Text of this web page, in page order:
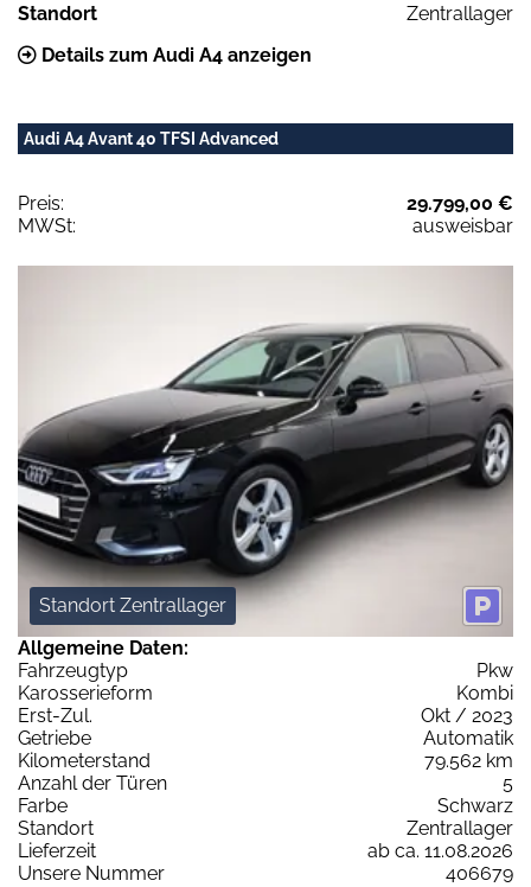
Standort
Zentrallager
Details zum Audi A4 anzeigen
Audi A4 Avant 40 TFSI Advanced
Preis:
29.799,00 €
MWSt:
ausweisbar
Standort Zentrallager
Allgemeine Daten:
Fahrzeugtyp
Pkw
Karosserieform
Kombi
Erst-Zul.
Okt / 2023
Getriebe
Automatik
Kilometerstand
79.562 km
Anzahl der Türen
5
Farbe
Schwarz
Standort
Zentrallager
Lieferzeit
ab ca. 11.08.2026
Unsere Nummer
406679